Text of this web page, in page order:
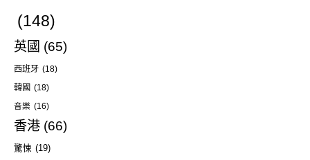
(148)
英國 (65)
西班牙 (18)
韓國 (18)
音樂 (16)
香港 (66)
驚悚 (19)